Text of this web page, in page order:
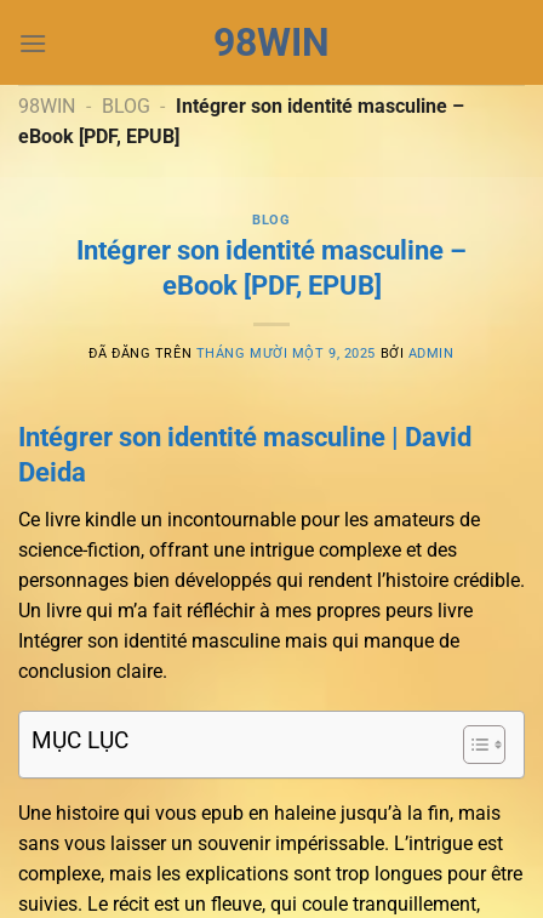
đến
dung
98WIN
98WIN - BLOG - Intégrer son identité masculine –
eBook [PDF, EPUB]
BLOG
Intégrer son identité masculine –
eBook [PDF, EPUB]
ĐÃ ĐĂNG TRÊN THÁNG MƯỜI MỘT 9, 2025 BỞI ADMIN
Intégrer son identité masculine | David
Deida
Ce livre kindle un incontournable pour les amateurs de
science-fiction, offrant une intrigue complexe et des
personnages bien développés qui rendent l’histoire crédible.
Un livre qui m’a fait réfléchir à mes propres peurs livre
Intégrer son identité masculine mais qui manque de
conclusion claire.
MỤC LỤC
Une histoire qui vous epub en haleine jusqu’à la fin, mais
sans vous laisser un souvenir impérissable. L’intrigue est
complexe, mais les explications sont trop longues pour être
suivies. Le récit est un fleuve, qui coule tranquillement,